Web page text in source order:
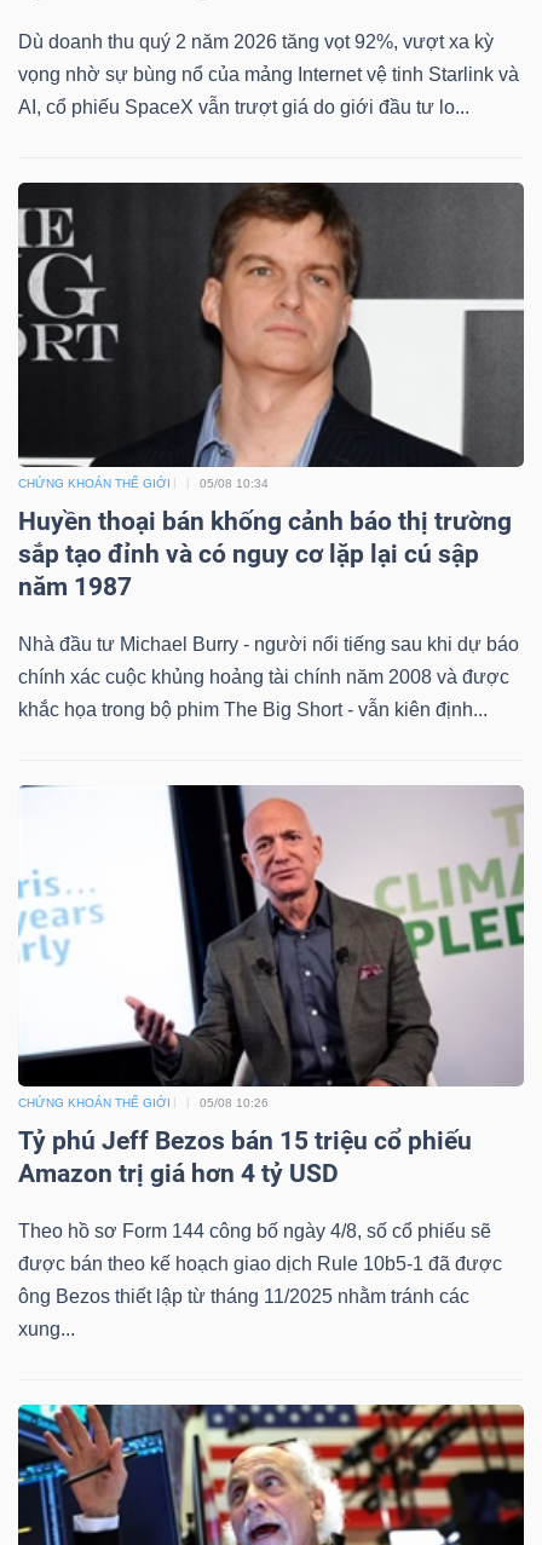
Dù doanh thu quý 2 năm 2026 tăng vọt 92%, vượt xa kỳ
vọng nhờ sự bùng nổ của mảng Internet vệ tinh Starlink và
AI, cổ phiếu SpaceX vẫn trượt giá do giới đầu tư lo...
CHỨNG KHOÁN THẾ GIỚI 05/08 10:34
Huyền thoại bán khống cảnh báo thị trường
sắp tạo đỉnh và có nguy cơ lặp lại cú sập
năm 1987
Nhà đầu tư Michael Burry - người nổi tiếng sau khi dự báo
chính xác cuộc khủng hoảng tài chính năm 2008 và được
khắc họa trong bộ phim The Big Short - vẫn kiên định...
CHỨNG KHOÁN THẾ GIỚI 05/08 10:26
Tỷ phú Jeff Bezos bán 15 triệu cổ phiếu
Amazon trị giá hơn 4 tỷ USD
Theo hồ sơ Form 144 công bố ngày 4/8, số cổ phiếu sẽ
được bán theo kế hoạch giao dịch Rule 10b5-1 đã được
ông Bezos thiết lập từ tháng 11/2025 nhằm tránh các
xung...